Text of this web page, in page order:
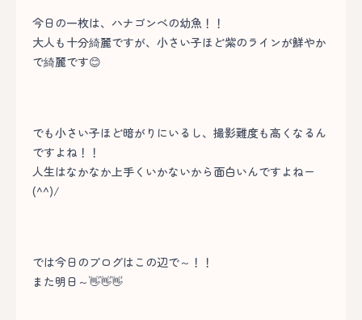
今日の一枚は、ハナゴンベの幼魚！！
大人も十分綺麗ですが、小さい子ほど紫のラインが鮮やか
で綺麗です😊
でも小さい子ほど暗がりにいるし、撮影難度も高くなるん
ですよね！！
人生はなかなか上手くいかないから面白いんですよねー
(^^)/
では今日のブログはこの辺で～！！
また明日～👋👋👋